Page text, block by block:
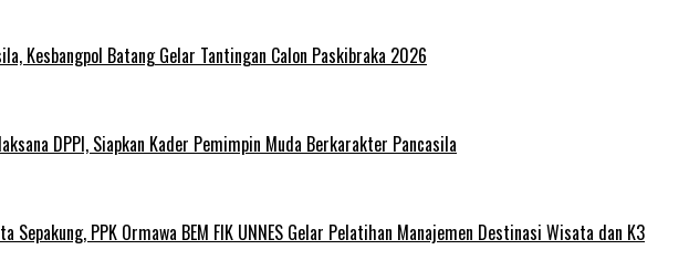
Kesbangpol Batang Gelar Tantingan Calon Paskibraka 2026
DPPI, Siapkan Kader Pemimpin Muda Berkarakter Pancasila
Sepakung, PPK Ormawa BEM FIK UNNES Gelar Pelatihan Manajemen Destinasi Wisata dan K3